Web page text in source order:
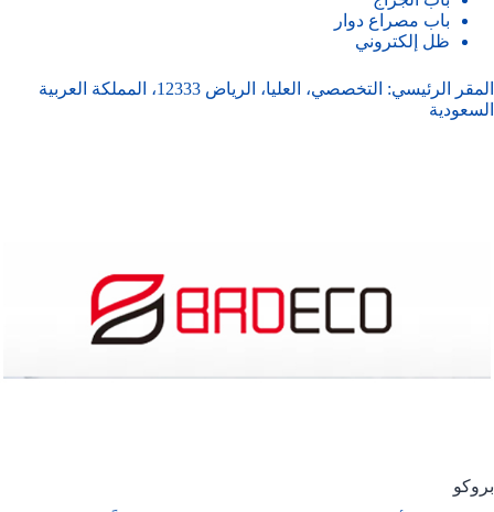
باب مصراع دوار
ظل إلكتروني
المقر الرئيسي: التخصصي، العليا، الرياض 12333، المملكة العربية
السعودية
بروكو